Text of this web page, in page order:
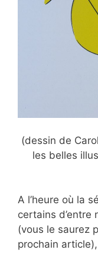
(dessin de
les belles
A l’heure où la
certains d’entre
(vous le saurez
prochain